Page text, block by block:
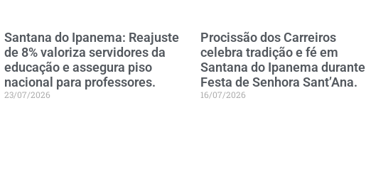
Santana do Ipanema: Reajuste
de 8% valoriza servidores da
educação e assegura piso
nacional para professores.
23/07/2026
Procissão dos Carreiros
celebra tradição e fé em
Santana do Ipanema durante
Festa de Senhora Sant’Ana.
16/07/2026